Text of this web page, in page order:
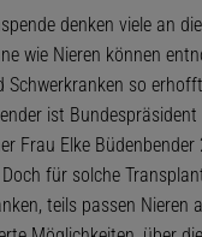
denken viele an
wie Nieren können
Schwerkranken so
ist
Frau Elke
für solche
teils passen Nieren